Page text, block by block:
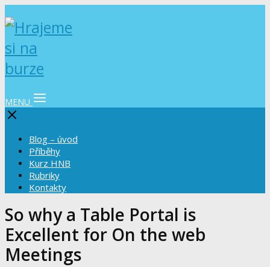
MENU
Blog – úvod
Příběhy
Kurz HNB
Rubriky
Kontakty
So why a Table Portal is
Excellent for On the web
Meetings